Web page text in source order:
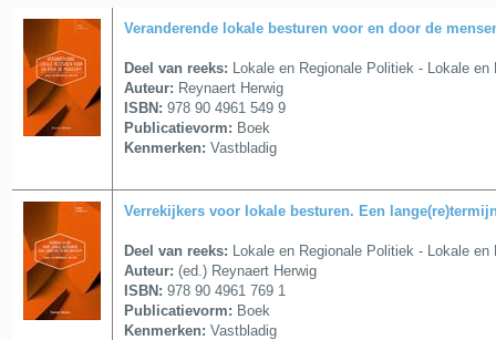
Veranderende lokale besturen voor en door de
Deel van reeks: Lokale en Regionale Politiek - Lokale
Auteur: Reynaert Herwig
ISBN: 978 90 4961 549 9
Publicatievorm: Boek
Kenmerken: Vastbladig
Verrekijkers voor lokale besturen. Een
Deel van reeks: Lokale en Regionale Politiek - Lokale
Auteur: (ed.) Reynaert Herwig
ISBN: 978 90 4961 769 1
Publicatievorm: Boek
Kenmerken: Vastbladig